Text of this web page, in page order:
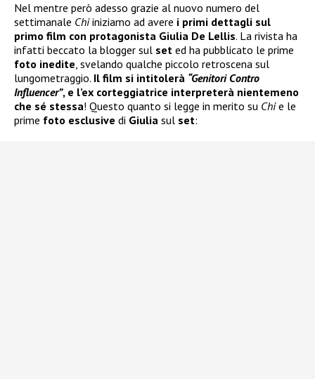
Nel mentre però adesso grazie al nuovo numero del
settimanale Chiiniziamo ad avere i primi dettagli sul
primo film con protagonista Giulia De Lellis. La rivista ha
infatti beccato la blogger sul set ed ha pubblicato le prime
foto inedite, svelando qualche piccolo retroscena sul
lungometraggio. Il film si intitolerà “Genitori Contro
Influencer”, e l’ex corteggiatrice interpreterà nientemeno
che sé stessa! Questo quanto si legge in merito su Chie le
prime foto esclusive di Giulia sul set: